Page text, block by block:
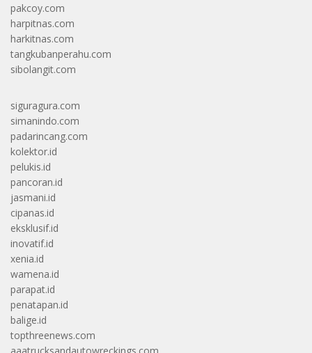
pakcoy.com
harpitnas.com
harkitnas.com
tangkubanperahu.com
sibolangit.com
siguragura.com
simanindo.com
padarincang.com
kolektor.id
pelukis.id
pancoran.id
jasmani.id
cipanas.id
eksklusif.id
inovatif.id
xenia.id
wamena.id
parapat.id
penatapan.id
balige.id
topthreenews.com
aaatrucksandautowreckings.com